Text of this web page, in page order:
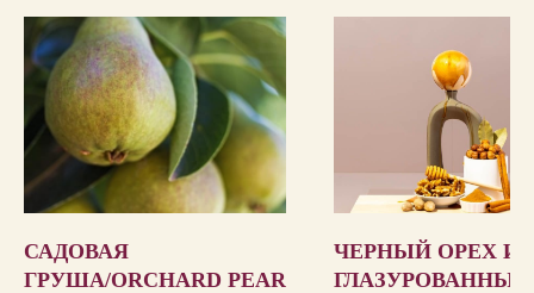
САДОВАЯ
ГРУША/ORCHARD PEAR
ЧЕРНЫЙ ОРЕХ И
ГЛАЗУРОВАННЫЙ